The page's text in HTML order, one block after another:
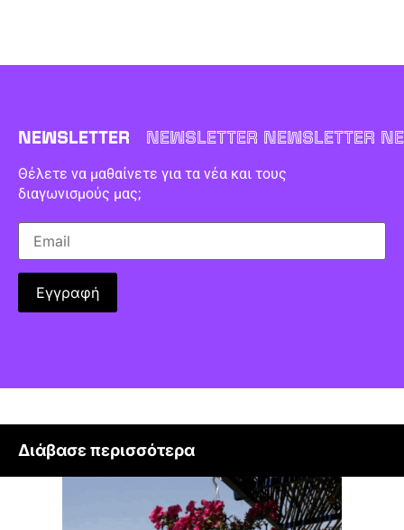
NEWSLETTER NEWSLETTER NEWSLETTER
Θέλετε να μαθαίνετε για τα νέα και τους
διαγωνισμούς μας;
Διάβασε περισσότερα